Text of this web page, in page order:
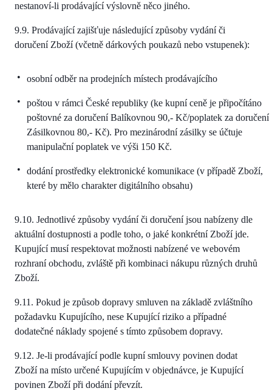
nestanoví-li prodávající výslovně něco jiného.
9.9. Prodávající zajišťuje následující způsoby vydání či
doručení Zboží (včetně dárkových poukazů nebo vstupenek):
osobní odběr na prodejních místech prodávajícího
poštou v rámci České republiky (ke kupní ceně je připočítáno
poštovné za doručení Balíkovnou 90,- Kč/poplatek za doručení
Zásilkovnou 80,- Kč). Pro mezinárodní zásilky se účtuje
manipulační poplatek ve výši 150 Kč.
dodání prostředky elektronické komunikace (v případě Zboží,
které by mělo charakter digitálního obsahu)
9.10. Jednotlivé způsoby vydání či doručení jsou nabízeny dle
aktuální dostupnosti a podle toho, o jaké konkrétní Zboží jde.
Kupující musí respektovat možnosti nabízené ve webovém
rozhraní obchodu, zvláště při kombinaci nákupu různých druhů
Zboží.
9.11. Pokud je způsob dopravy smluven na základě zvláštního
požadavku Kupujícího, nese Kupující riziko a případné
dodatečné náklady spojené s tímto způsobem dopravy.
9.12. Je-li prodávající podle kupní smlouvy povinen dodat
Zboží na místo určené Kupujícím v objednávce, je Kupující
povinen Zboží při dodání převzít.